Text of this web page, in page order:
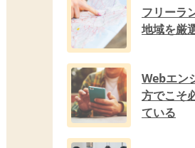
フリーラ
地域を厳
Webエン
方でこそ
ている